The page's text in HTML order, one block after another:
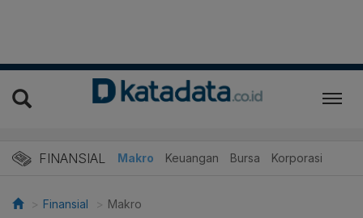
FINANSIAL Makro Keuangan Bursa Korporasi
Finansial Makro